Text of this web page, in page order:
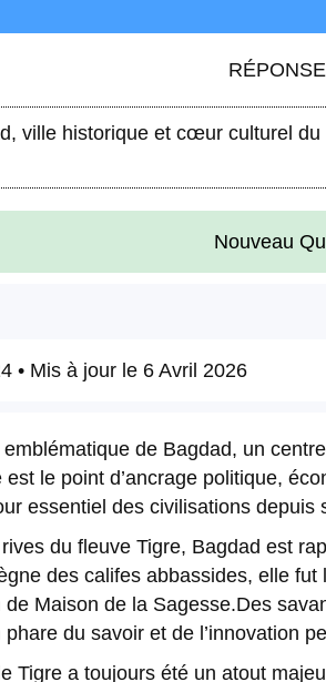
RÉPONSE
ville historique et cœur culturel
Nouveau
• Mis à jour le 6 Avril 2026
emblématique de Bagdad, un
le point d’ancrage politique,
essentiel des civilisations depuis
du fleuve Tigre, Bagdad est
des califes abbassides, elle fut
Maison de la Sagesse.Des
du savoir et de l’innovation
Tigre a toujours été un atout